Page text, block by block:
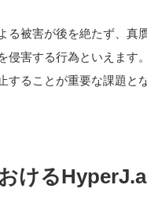
る被害が後を絶たず、
侵害する行為といえま
ることが重要な課題と
ける